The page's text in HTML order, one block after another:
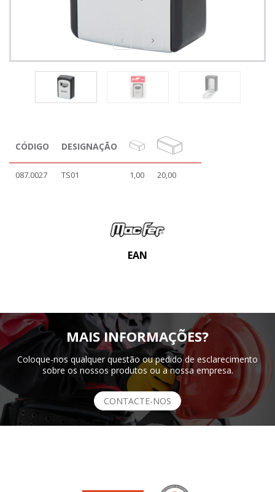
CÓDIGO DESIGNAÇÃO
087.0027 TS01 1,00 20,00
EAN
MAIS INFORMAÇÕES?
Coloque-nos qualquer questão ou pedido de esclarecimento
sobre os nossos produtos ou a nossa empresa.
CONTACTE-NOS